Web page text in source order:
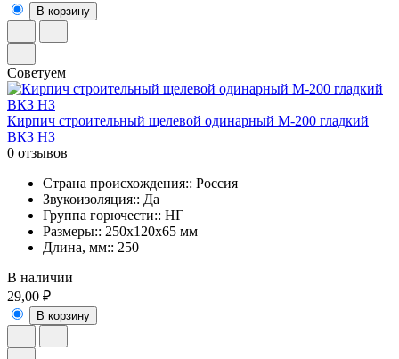
В корзину
Советуем
Кирпич строительный щелевой одинарный М-200 гладкий
ВКЗ НЗ
0 отзывов
Страна происхождения:: Россия
Звукоизоляция:: Да
Группа горючести:: НГ
Размеры:: 250х120х65 мм
Длина, мм:: 250
В наличии
29,00 ₽
В корзину